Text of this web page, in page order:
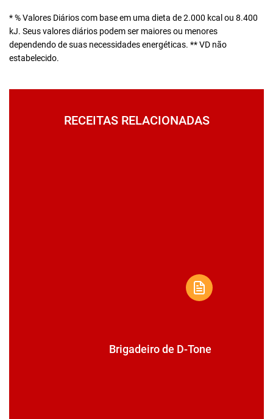
* % Valores Diários com base em uma dieta de 2.000 kcal ou 8.400
kJ. Seus valores diários podem ser maiores ou menores
dependendo de suas necessidades energéticas. ** VD não
estabelecido.
RECEITAS RELACIONADAS
Brigadeiro de D-Tone